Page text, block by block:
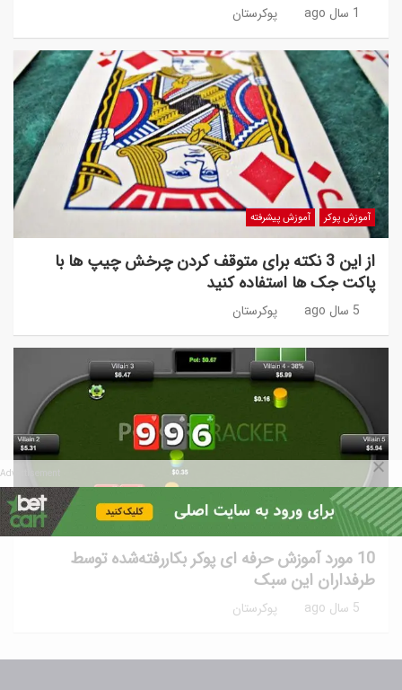
1 سال ago پوکرستان
آموزش پوکر آموزش پیشرفته
از این 3 نکته برای متوقف کردن چرخش چیپ ها با
پاکت جک ها استفاده کنید
5 سال ago پوکرستان
آموزش پوکر آموزش پیشرفته نکات و ترفندها
10 مورد آموزش حرفه ای پوکر بکاررفته‌شده توسط
طرفداران این سبک
5 سال ago پوکرستان
Advertisement